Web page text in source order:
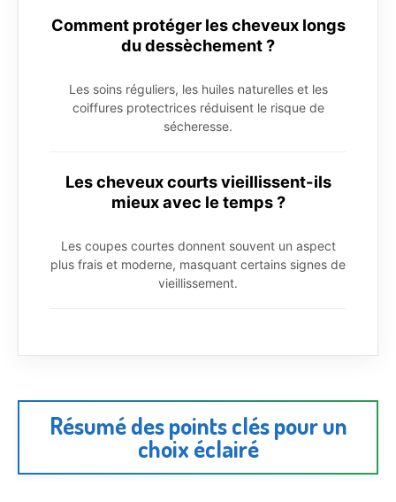
Comment protéger les cheveux longs
du dessèchement ?
Les soins réguliers, les huiles naturelles et les
coiffures protectrices réduisent le risque de
sécheresse.
Les cheveux courts vieillissent-ils
mieux avec le temps ?
Les coupes courtes donnent souvent un aspect
plus frais et moderne, masquant certains signes de
vieillissement.
Résumé des points clés pour un
choix éclairé